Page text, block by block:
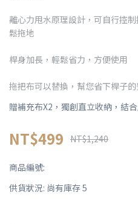
離心力甩水原理設計，可自行控
鬆拖地
桿身加長，輕鬆省力，方便使用
拖把布可以替換，幫您省下桿子的
贈補充布X2，獨創直立收納，結
NT$499 NT$1,240
商品編號:
供貨狀況: 尚有庫存 5